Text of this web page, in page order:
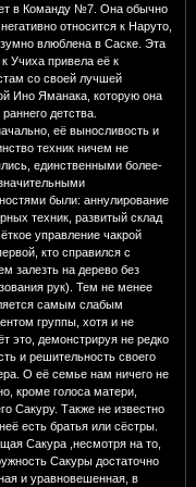
в Команду №7. Она обычно
относится к Наруто,
влюблена в Саске. Эта
Учиха привела её к
со своей лучшей
Ино Яманака, которую она
детства.
её выносливость и
техник ничем не
единственными более-
были: аннулирование
техник, развитый склад
управление чакрой
кто справился с
залезть на дерево без
рук). Тем не менее
самым слабым
группы, хотя и не
это, демонстрируя не редко
и решительность своего
О её семье нам ничего не
кроме голоса матери,
Сакуру. Также не известно
есть братья или сёстры.
Сакура ,несмотря на то,
Сакуры достаточно
и уравновешенная, в